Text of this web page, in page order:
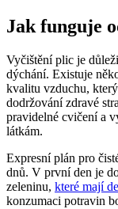
Jak funguje
Vyčištění plic je
dýchání. Existuje
kvalitu vzduchu,
dodržování zdravé
pravidelné cvičení a
látkám.
Expresní plán pro
dnů. V první den je
zeleninu, které mají
konzumaci potravin